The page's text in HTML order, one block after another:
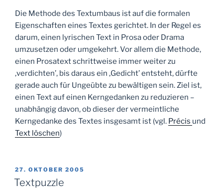
Die Methode des Textumbaus ist auf die formalen
Eigenschaften eines Textes gerichtet. In der Regel es
darum, einen lyrischen Text in Prosa oder Drama
umzusetzen oder umgekehrt. Vor allem die Methode,
einen Prosatext schrittweise immer weiter zu
‚verdichten’, bis daraus ein ‚Gedicht’ entsteht, dürfte
gerade auch für Ungeübte zu bewältigen sein. Ziel ist,
einen Text auf einen Kerngedanken zu reduzieren –
unabhängig davon, ob dieser der vermeintliche
Kerngedanke des Textes insgesamt ist (vgl. Précis und
Text löschen)
VERÖFFENTLICHT
AM
27. OKTOBER 2005
Textpuzzle